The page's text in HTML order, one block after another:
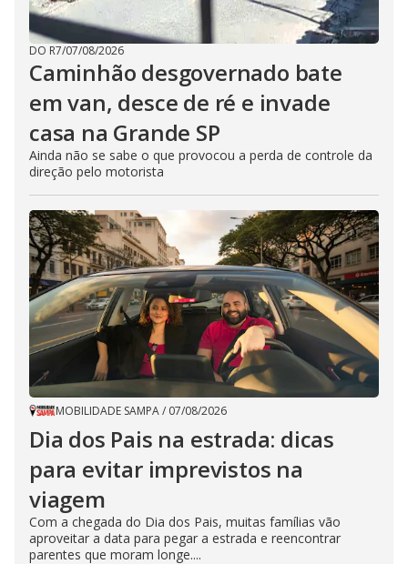
DO R7/07/08/2026
Caminhão desgovernado bate
em van, desce de ré e invade
casa na Grande SP
Ainda não se sabe o que provocou a perda de controle da
direção pelo motorista
MOBILIDADE SAMPA/ 07/08/2026
Dia dos Pais na estrada: dicas
para evitar imprevistos na
viagem
Com a chegada do Dia dos Pais, muitas famílias vão
aproveitar a data para pegar a estrada e reencontrar
parentes que moram longe....